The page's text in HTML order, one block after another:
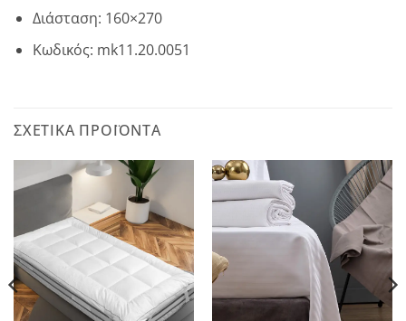
Διάσταση: 160×270
Κωδικός: mk11.20.0051
ΣΧΕΤΙΚΆ ΠΡΟΪΌΝΤΑ